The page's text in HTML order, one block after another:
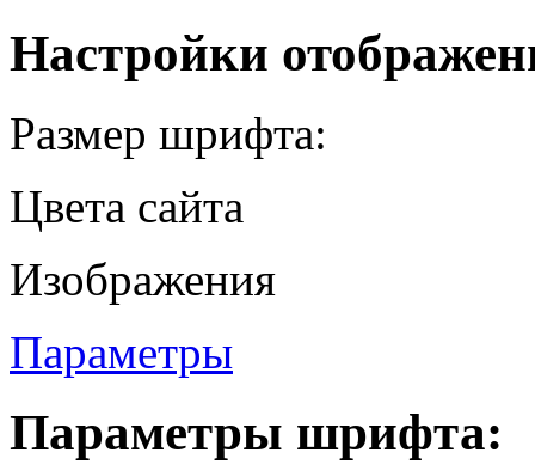
Настройки
Размер шрифта:
Цвета сайта
Изображения
Параметры
Параметры шрифта: